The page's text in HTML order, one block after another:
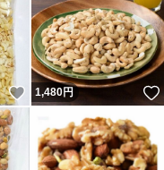
いいね！
1,480円